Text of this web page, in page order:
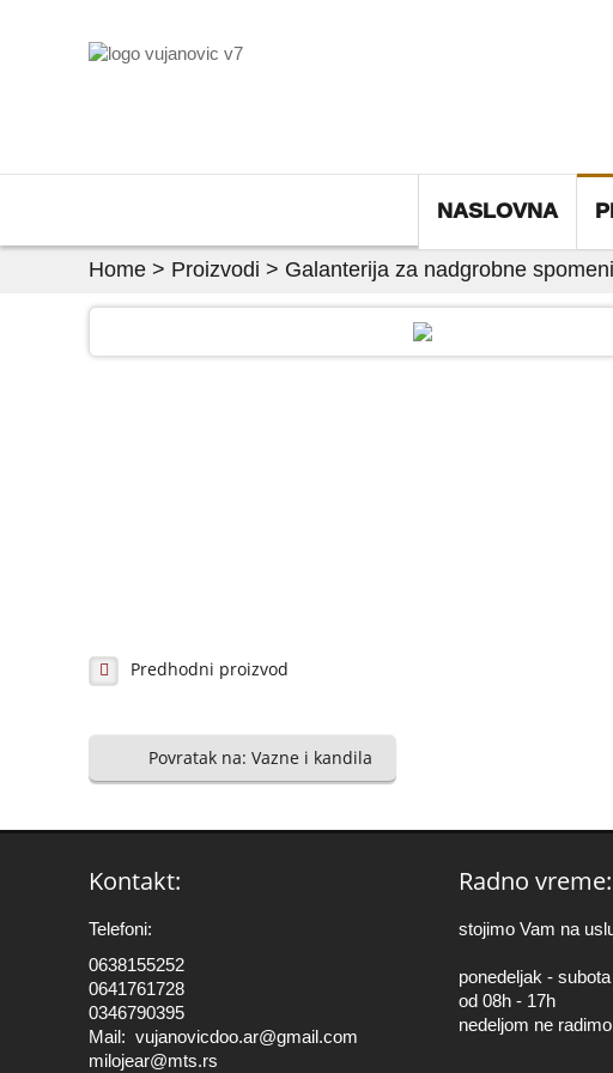
NASLOVNA
Home > Proizvodi > Galanterija za nadgrobne
Predhodni proizvod
Povratak na: Vazne i kandila
Kontakt:
Telefoni:
0638155252
0641761728
0346790395
Mail: vujanovicdoo.ar@gmail.com
milojear@mts.rs
Radno vreme:
stojimo Vam na
ponedeljak - subota
od 08h - 17h
nedeljom ne radimo